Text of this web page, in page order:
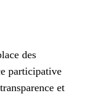
des
participative
et